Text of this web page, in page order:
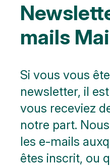
mails
Si vous vous
newsletter, il
vous receviez
notre part.
les e-mails
êtes inscrit, ou